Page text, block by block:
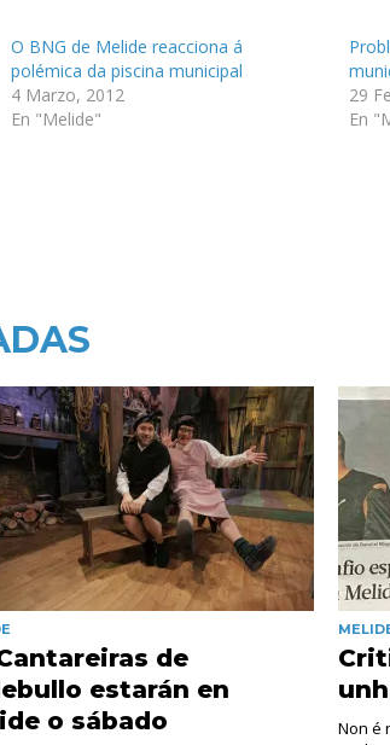
O BNG de Melide reacciona á
polémica da piscina municipal
4 Marzo, 2012
En "Melide"
29
En
de
estarán en
o sábado
Non é